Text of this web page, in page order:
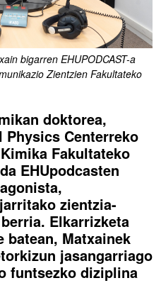
bigarren EHUPODCAST-a
Zientzien Fakultateko
doktorea,
Centerreko
Fakultateko
EHUpodcasten
zientzia-
Elkarrizketa
Matxainek
jasangarriago
funtsezko diziplina